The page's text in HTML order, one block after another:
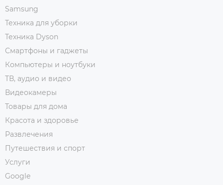
Samsung
Техника для уборки
Техника Dyson
Смартфоны и гаджеты
Компьютеры и ноутбуки
ТВ, аудио и видео
Видеокамеры
Товары для дома
Красота и здоровье
Развлечения
Путешествия и спорт
Услуги
Google